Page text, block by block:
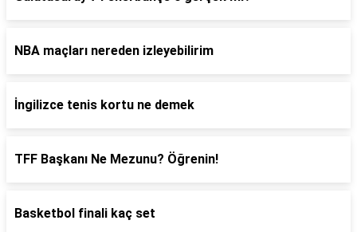
NBA maçları nereden izleyebilirim
İngilizce tenis kortu ne demek
TFF Başkanı Ne Mezunu? Öğrenin!
Basketbol finali kaç set